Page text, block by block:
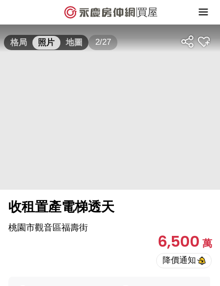
買屋
格局 照片 地圖 2/27
收租置產電梯透天
桃園市觀音區福壽街
6,500萬